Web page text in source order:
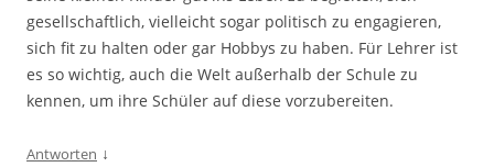
gesellschaftlich, vielleicht sogar politisch zu engagieren,
sich fit zu halten oder gar Hobbys zu haben. Für Lehrer ist
es so wichtig, auch die Welt außerhalb der Schule zu
kennen, um ihre Schüler auf diese vorzubereiten.
Antworten ↓